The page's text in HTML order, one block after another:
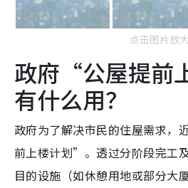
点击图片放大
政府“公屋提前
有什么用？
政府为了解决市民的住屋需求，
前上楼计划”。透过分阶段完工
目的设施（如休憩用地或部分大